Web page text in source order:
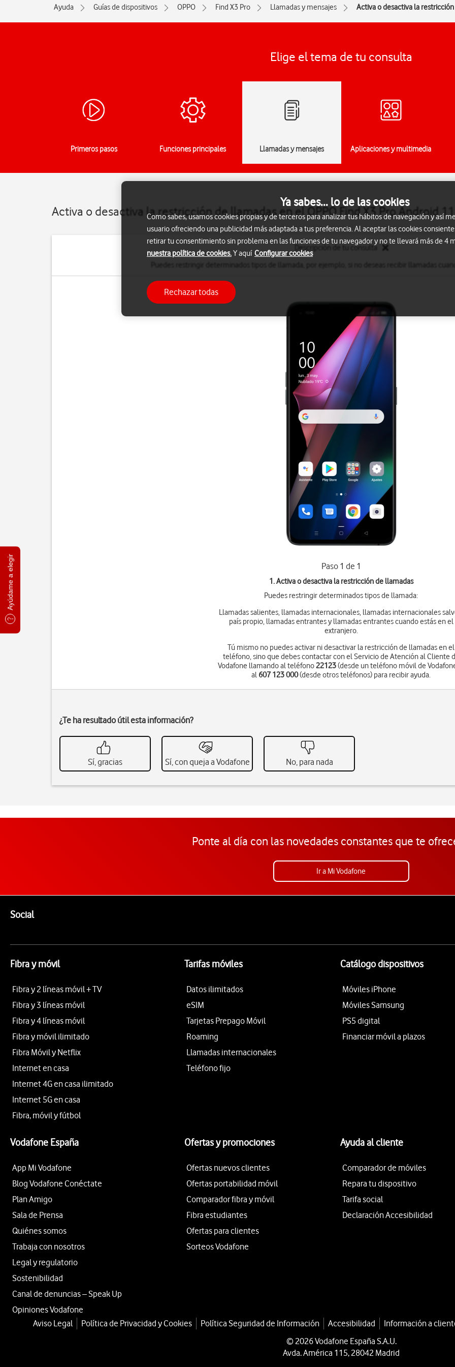
Ayúdame a elegir
Ayuda Guías de dispositivos OPPO Find X3 Pro Llamadas y mensajes Activa o desactiva la
Elige el tema de tu consulta
Primeros pasos Funciones principales Llamadas y mensajes Aplicaciones y multimedia
Activa o desactiva la restricción de llamadas en el OPPO Find X3 Pro Android
Descripción de tu consulta
Paso 1 de 1
1. Activa o desactiva la restricción de llamadas
Puedes restringir determinados tipos de llamada:
Llamadas salientes, llamadas internacionales, llamadas internacionales
país propio, llamadas entrantes y llamadas entrantes cuando estás en el
extranjero.
Tú mismo no puedes activar ni desactivar la restricción de llamadas en el
teléfono, sino que debes contactar con el Servicio de Atención al Cliente
Vodafone llamando al teléfono22123(desde un teléfono móvil de
al 607 123 000(desde otros teléfonos) para recibir ayuda.
¿Te ha resultado útil esta información?
Sí, gracias Sí, con queja a Vodafone No, para nada
Ponte al día con las novedades constantes que te
Ir a Mi Vodafone
SocialEnlaces a las redes sociales de Vodafone
Fibra y móvil
Fibra y 2 líneas móvil + TV
Fibra y 3 líneas móvil
Fibra y 4 líneas móvil
Fibra y móvil ilimitado
Fibra Móvil y Netflix
Internet en casa
Internet 4G en casa ilimitado
Internet 5G en casa
Fibra, móvil y fútbol
Tarifas móviles
Datos ilimitados
eSIM
Tarjetas Prepago Móvil
Roaming
Llamadas internacionales
Teléfono fijo
Catálogo dispositivos
Móviles iPhone
Móviles Samsung
PS5 digital
Financiar móvil a plazos
Vodafone España
App Mi Vodafone
Blog Vodafone Conéctate
Plan Amigo
Sala de Prensa
Quiénes somos
Trabaja con nosotros
Legal y regulatorio
Sostenibilidad
Canal de denuncias – Speak Up
Opiniones Vodafone
Ofertas y promociones
Ofertas nuevos clientes
Ofertas portabilidad móvil
Comparador fibra y móvil
Fibra estudiantes
Ofertas para clientes
Sorteos Vodafone
Ayuda al cliente
Comparador de móviles
Repara tu dispositivo
Tarifa social
Declaración Accesibilidad
Aviso Legal Política de Privacidad y Cookies Política Seguridad de Información Accesibilidad Información a
© 2026 Vodafone España S.A.U.
Avda. América 115, 28042 Madrid
Ya sabes... lo de las cookies
Como sabes, usamos cookies propias y de terceros para analizar tus hábitos de navegación y así
usuario ofreciendo una publicidad más adaptada a tus preferencia. Al aceptar las cookies
retirar tu consentimiento sin problema en las funciones de tu navegador y no te llevará más de 4
nuestra política de cookies.Y aquí Configurar cookies
Rechazar todas